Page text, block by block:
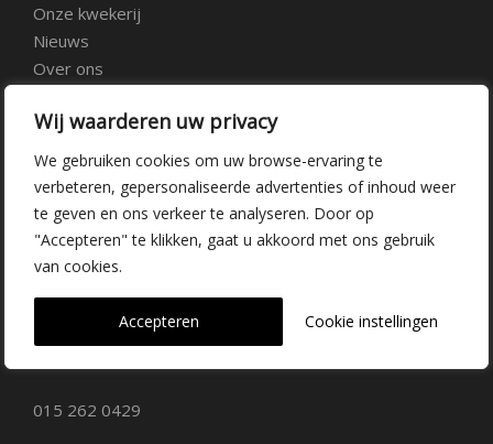
Wij waarderen uw privacy
We gebruiken cookies om uw browse-ervaring te
verbeteren, gepersonaliseerde advertenties of inhoud weer
te geven en ons verkeer te analyseren. Door op
"Accepteren" te klikken, gaat u akkoord met ons gebruik
van cookies.
Cookie instellingen
Accepteren
Onze kwekerij
Nieuws
Over ons
Vacatures
Contact
Kwekerij Delfgauw
Vrederustlaan 10
2645 AW Delfgauw
015 262 0429